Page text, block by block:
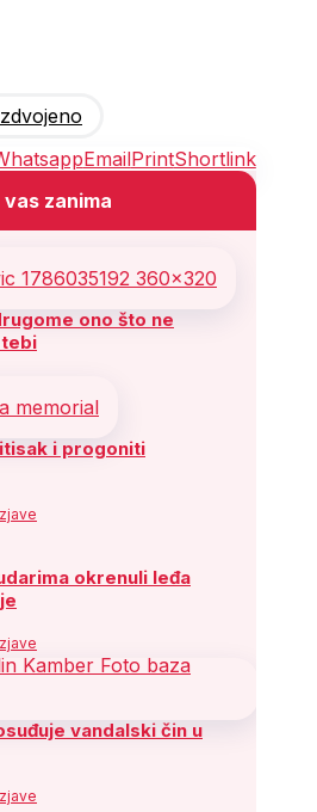
EmailPrintShortlink
zanima
ono što ne
i progoniti
okrenuli leđa
vandalski čin u